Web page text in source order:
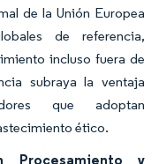
de la Unión Europea
de referencia,
incluso fuera de
subraya la ventaja
que adoptan
ético.
Procesamiento y